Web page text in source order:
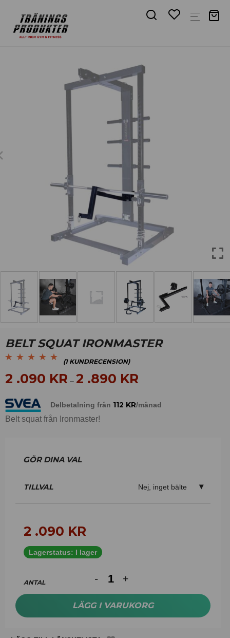
BELT SQUAT IRONMASTER
5 baserat på
kundrecension
(1KUNDRECENSION)
2 .090 KR – 2 .890 KR
Delbetalning från 112 KR/månad
Belt squat från Ironmaster!
TILLVAL Nej, inget bälte
2 .090 KR
Lagerstatus: I lager
ANTAL
LÄGG I VARUKORG